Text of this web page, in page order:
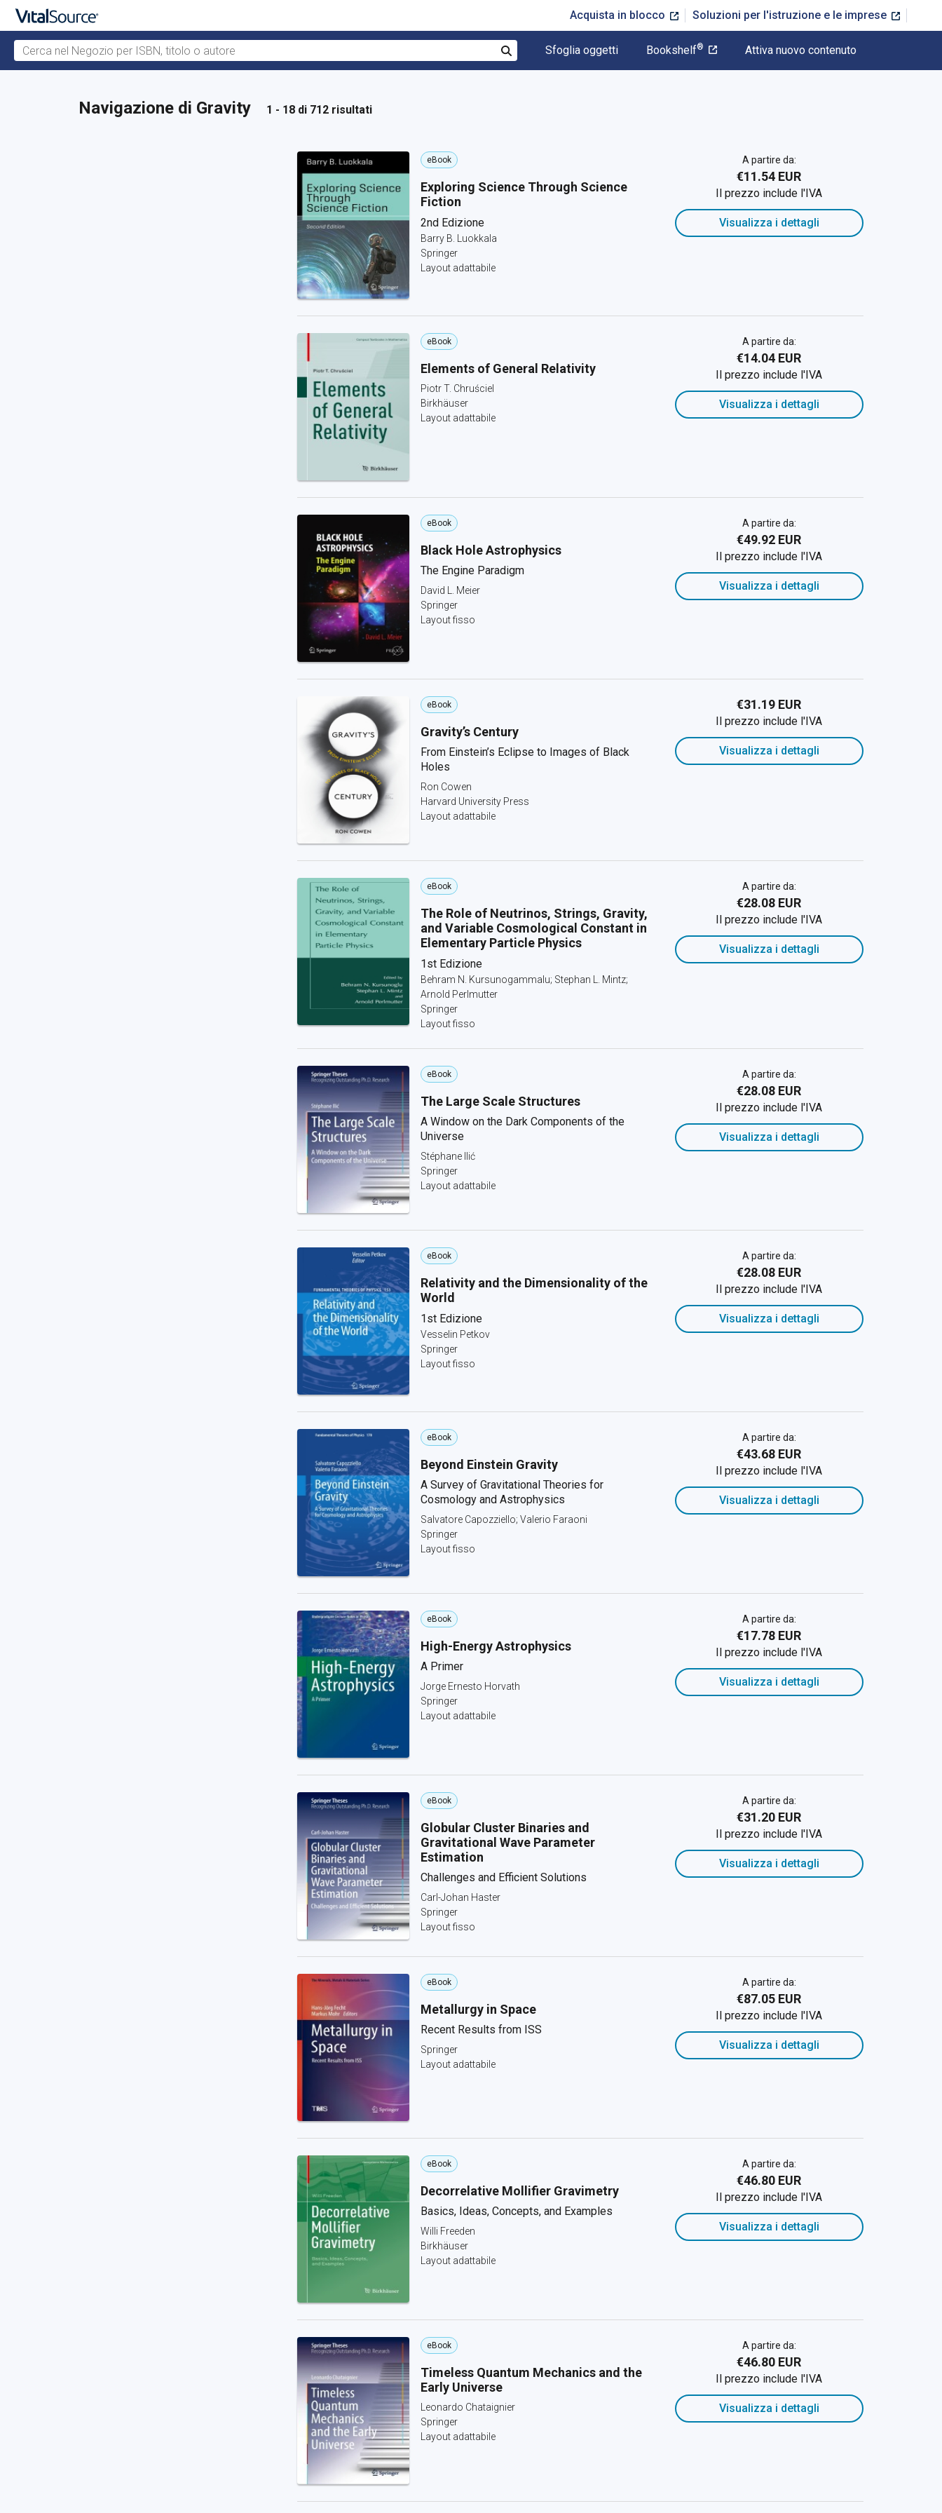
Acquista in blocco Soluzioni per l'istruzione e le imprese
Cerca nel Negozio per ISBN, titolo o autore
Cerca
Sfoglia oggetti Bookshelf® Attiva nuovo contenuto
Navigazione di Gravity 1 - 18 di 712 risultati
eBook
Exploring Science Through Science
Fiction
2nd Edizione
Barry B. Luokkala
Springer
Layout adattabile
A partire da:
€11.54 EUR
Il prezzo include l'IVA
Visualizza i dettagli
eBook
Elements of General Relativity
Piotr T. Chruściel
Birkhäuser
Layout adattabile
A partire da:
€14.04 EUR
Il prezzo include l'IVA
Visualizza i dettagli
eBook
Black Hole Astrophysics
The Engine Paradigm
David L. Meier
Springer
Layout fisso
A partire da:
€49.92 EUR
Il prezzo include l'IVA
Visualizza i dettagli
eBook
Gravity’s Century
From Einstein’s Eclipse to Images of Black
Holes
Ron Cowen
Harvard University Press
Layout adattabile
€31.19 EUR
Il prezzo include l'IVA
Visualizza i dettagli
eBook
The Role of Neutrinos, Strings, Gravity,
and Variable Cosmological Constant in
Elementary Particle Physics
1st Edizione
Behram N. Kursunogammalu; Stephan L. Mintz;
Arnold Perlmutter
Springer
Layout fisso
A partire da:
€28.08 EUR
Il prezzo include l'IVA
Visualizza i dettagli
eBook
The Large Scale Structures
A Window on the Dark Components of the
Universe
Stéphane Ilić
Springer
Layout adattabile
A partire da:
€28.08 EUR
Il prezzo include l'IVA
Visualizza i dettagli
eBook
Relativity and the Dimensionality of the
World
1st Edizione
Vesselin Petkov
Springer
Layout fisso
A partire da:
€28.08 EUR
Il prezzo include l'IVA
Visualizza i dettagli
eBook
Beyond Einstein Gravity
A Survey of Gravitational Theories for
Cosmology and Astrophysics
Salvatore Capozziello; Valerio Faraoni
Springer
Layout fisso
A partire da:
€43.68 EUR
Il prezzo include l'IVA
Visualizza i dettagli
eBook
High-Energy Astrophysics
A Primer
Jorge Ernesto Horvath
Springer
Layout adattabile
A partire da:
€17.78 EUR
Il prezzo include l'IVA
Visualizza i dettagli
eBook
Globular Cluster Binaries and
Gravitational Wave Parameter
Estimation
Challenges and Efficient Solutions
Carl-Johan Haster
Springer
Layout fisso
A partire da:
€31.20 EUR
Il prezzo include l'IVA
Visualizza i dettagli
eBook
Metallurgy in Space
Recent Results from ISS
Springer
Layout adattabile
A partire da:
€87.05 EUR
Il prezzo include l'IVA
Visualizza i dettagli
eBook
Decorrelative Mollifier Gravimetry
Basics, Ideas, Concepts, and Examples
Willi Freeden
Birkhäuser
Layout adattabile
A partire da:
€46.80 EUR
Il prezzo include l'IVA
Visualizza i dettagli
eBook
Timeless Quantum Mechanics and the
Early Universe
Leonardo Chataignier
Springer
Layout adattabile
A partire da:
€46.80 EUR
Il prezzo include l'IVA
Visualizza i dettagli